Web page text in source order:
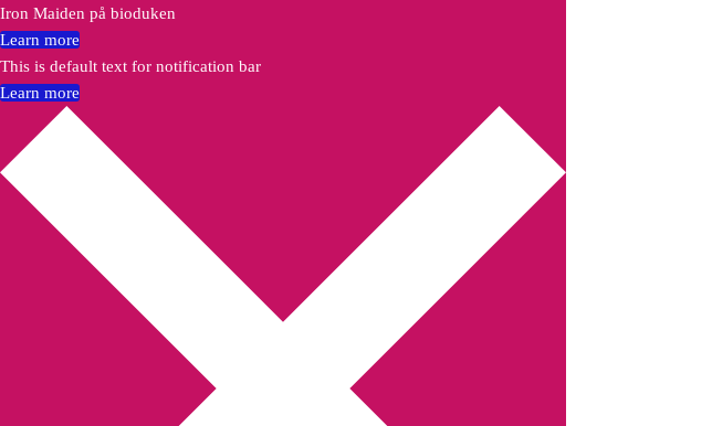
Iron Maiden på bioduken
Learn more
This is default text for notification bar
Learn more